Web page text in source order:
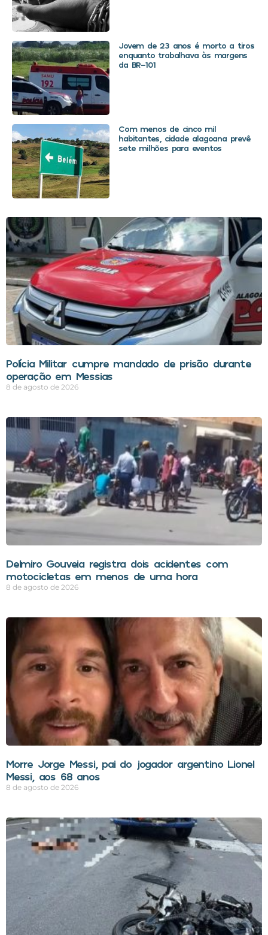
Jovem de 23 anos é morto a tiros
enquanto trabalhava às margens
da BR-101
Com menos de cinco mil
habitantes, cidade alagoana prevê
sete milhões para eventos
Polícia Militar cumpre mandado de prisão durante
operação em Messias
8 de agosto de 2026
Delmiro Gouveia registra dois acidentes com
motocicletas em menos de uma hora
8 de agosto de 2026
Morre Jorge Messi, pai do jogador argentino Lionel
Messi, aos 68 anos
8 de agosto de 2026